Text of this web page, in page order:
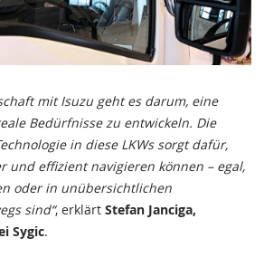
mit Isuzu geht es darum, eine
Bedürfnisse zu entwickeln. Die
in diese LKWs sorgt dafür,
und effizient navigieren können – egal,
oder in unübersichtlichen
sind“, erklärt Stefan Janciga,
Sygic.